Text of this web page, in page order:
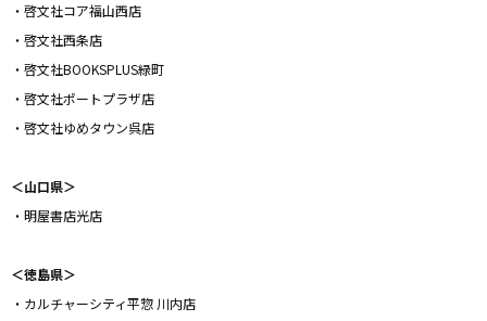
・啓文社コア福山西店
・啓文社西条店
・啓文社BOOKSPLUS緑町
・啓文社ポートプラザ店
・啓文社ゆめタウン呉店
＜山口県＞
・明屋書店光店
＜徳島県＞
・カルチャーシティ平惣 川内店